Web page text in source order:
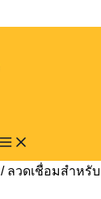
/ ลวดเชื่อมสำหรั